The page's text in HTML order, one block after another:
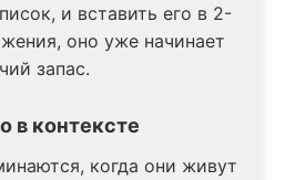
и вставить его в 2-
оно уже начинает
запас.
в контексте
когда они живут